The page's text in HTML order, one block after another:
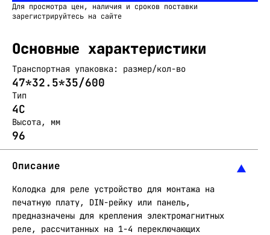
Для просмотра цен, наличия и сроков поставки
зарегистрируйтесь на сайте
Основные характеристики
Транспортная упаковка: размер/кол-во
47*32.5*35/600
Тип
4C
Высота, мм
96
Описание
Колодка для реле устройство для монтажа на
печатную плату, DIN-рейку или панель,
предназначены для крепления электромагнитных
реле, рассчитанных на 1-4 переключающих